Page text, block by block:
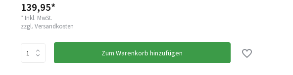
139,95*
* Inkl. MwSt.
zzgl. Versandkosten
Zum Warenkorb hinzufügen